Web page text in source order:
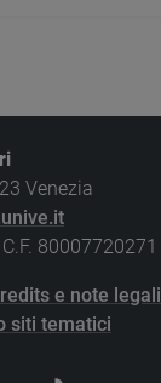
Venezia
80007720271
e note legali
siti tematici